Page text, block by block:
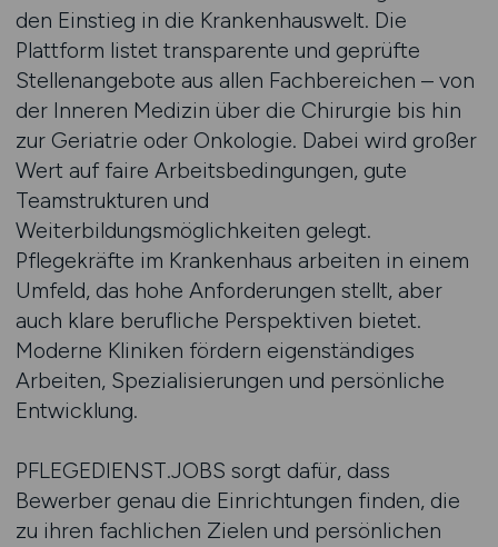
den Einstieg in die Krankenhauswelt. Die
Plattform listet transparente und geprüfte
Stellenangebote aus allen Fachbereichen – von
der Inneren Medizin über die Chirurgie bis hin
zur Geriatrie oder Onkologie. Dabei wird großer
Wert auf faire Arbeitsbedingungen, gute
Teamstrukturen und
Weiterbildungsmöglichkeiten gelegt.
Pflegekräfte im Krankenhaus arbeiten in einem
Umfeld, das hohe Anforderungen stellt, aber
auch klare berufliche Perspektiven bietet.
Moderne Kliniken fördern eigenständiges
Arbeiten, Spezialisierungen und persönliche
Entwicklung.
PFLEGEDIENST.JOBS sorgt dafür, dass
Bewerber genau die Einrichtungen finden, die
zu ihren fachlichen Zielen und persönlichen